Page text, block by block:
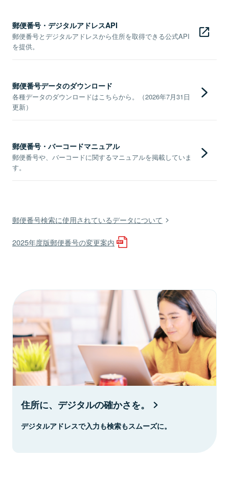
郵便番号・デジタルアドレスAPI
郵便番号とデジタルアドレスから住所を取得できる公式API
を提供。
郵便番号データのダウンロード
各種データのダウンロードはこちらから。（2026年7月31日
更新）
郵便番号・バーコードマニュアル
郵便番号や、バーコードに関するマニュアルを掲載していま
す。
郵便番号検索に使用されているデータについて
2025年度版郵便番号の変更案内
住所に、デジタルの確かさを。
デジタルアドレスで入力も検索もスムーズに。